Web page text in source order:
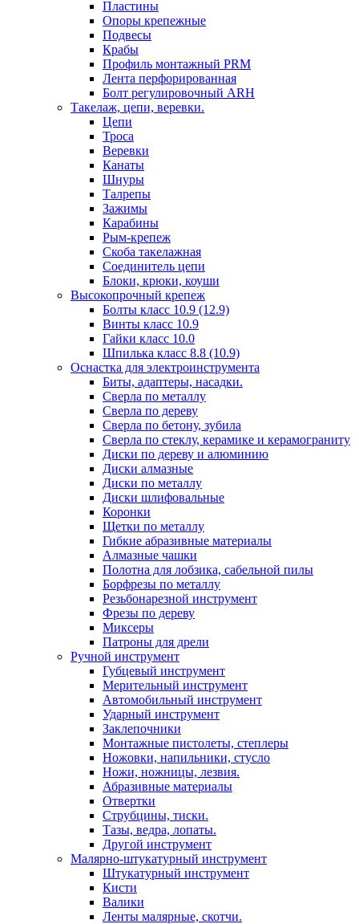
Пластины
Опоры крепежные
Подвесы
Крабы
Профиль монтажный PRM
Лента перфорированная
Болт регулировочный ARH
Такелаж, цепи, веревки.
Цепи
Троса
Веревки
Канаты
Шнуры
Талрепы
Зажимы
Карабины
Рым-крепеж
Скоба такелажная
Соединитель цепи
Блоки, крюки, коуши
Высокопрочный крепеж
Болты класс 10.9 (12.9)
Винты класс 10.9
Гайки класс 10.0
Шпилька класс 8.8 (10.9)
Оснастка для электроинструмента
Биты, адаптеры, насадки.
Сверла по металлу
Сверла по дереву
Сверла по бетону, зубила
Сверла по стеклу, керамике и керамограниту
Диски по дереву и алюминию
Диски алмазные
Диски по металлу
Диски шлифовальные
Коронки
Щетки по металлу
Гибкие абразивные материалы
Алмазные чашки
Полотна для лобзика, сабельной пилы
Борфрезы по металлу
Резьбонарезной инструмент
Фрезы по дереву
Миксеры
Патроны для дрели
Ручной инструмент
Губцевый инструмент
Мерительный инструмент
Автомобильный инструмент
Ударный инструмент
Заклепочники
Монтажные пистолеты, степлеры
Ножовки, напильники, стусло
Ножи, ножницы, лезвия.
Абразивные материалы
Отвертки
Cтрубцины, тиски.
Тазы, ведра, лопаты.
Другой инструмент
Малярно-штукатурный инструмент
Штукатурный инструмент
Кисти
Валики
Ленты малярные, скотчи.